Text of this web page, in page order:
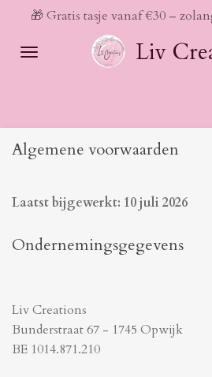
naar
Liv
🎁 Gratis tasje vanaf €30 –
Algemene voorwaarden
Laatst bijgewerkt: 10 juli 2026
Ondernemingsgegevens
Liv Creations
Bunderstraat 67 - 1745 Opwijk
BE 1014.871.210